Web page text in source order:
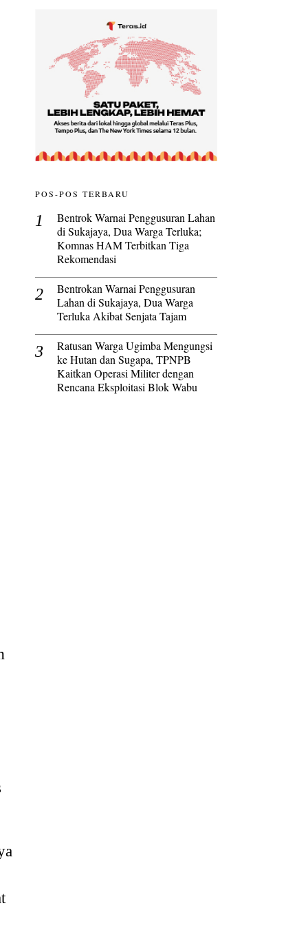
POS-POS TERBARU
Bentrok Warnai Penggusuran Lahan
di Sukajaya, Dua Warga Terluka;
Komnas HAM Terbitkan Tiga
Rekomendasi
Bentrokan Warnai Penggusuran
Lahan di Sukajaya, Dua Warga
Terluka Akibat Senjata Tajam
Ratusan Warga Ugimba Mengungsi
ke Hutan dan Sugapa, TPNPB
Kaitkan Operasi Militer dengan
Rencana Eksploitasi Blok Wabu